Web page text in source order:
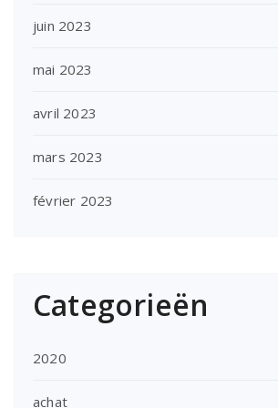
juin 2023
mai 2023
avril 2023
mars 2023
février 2023
Categorieën
2020
achat